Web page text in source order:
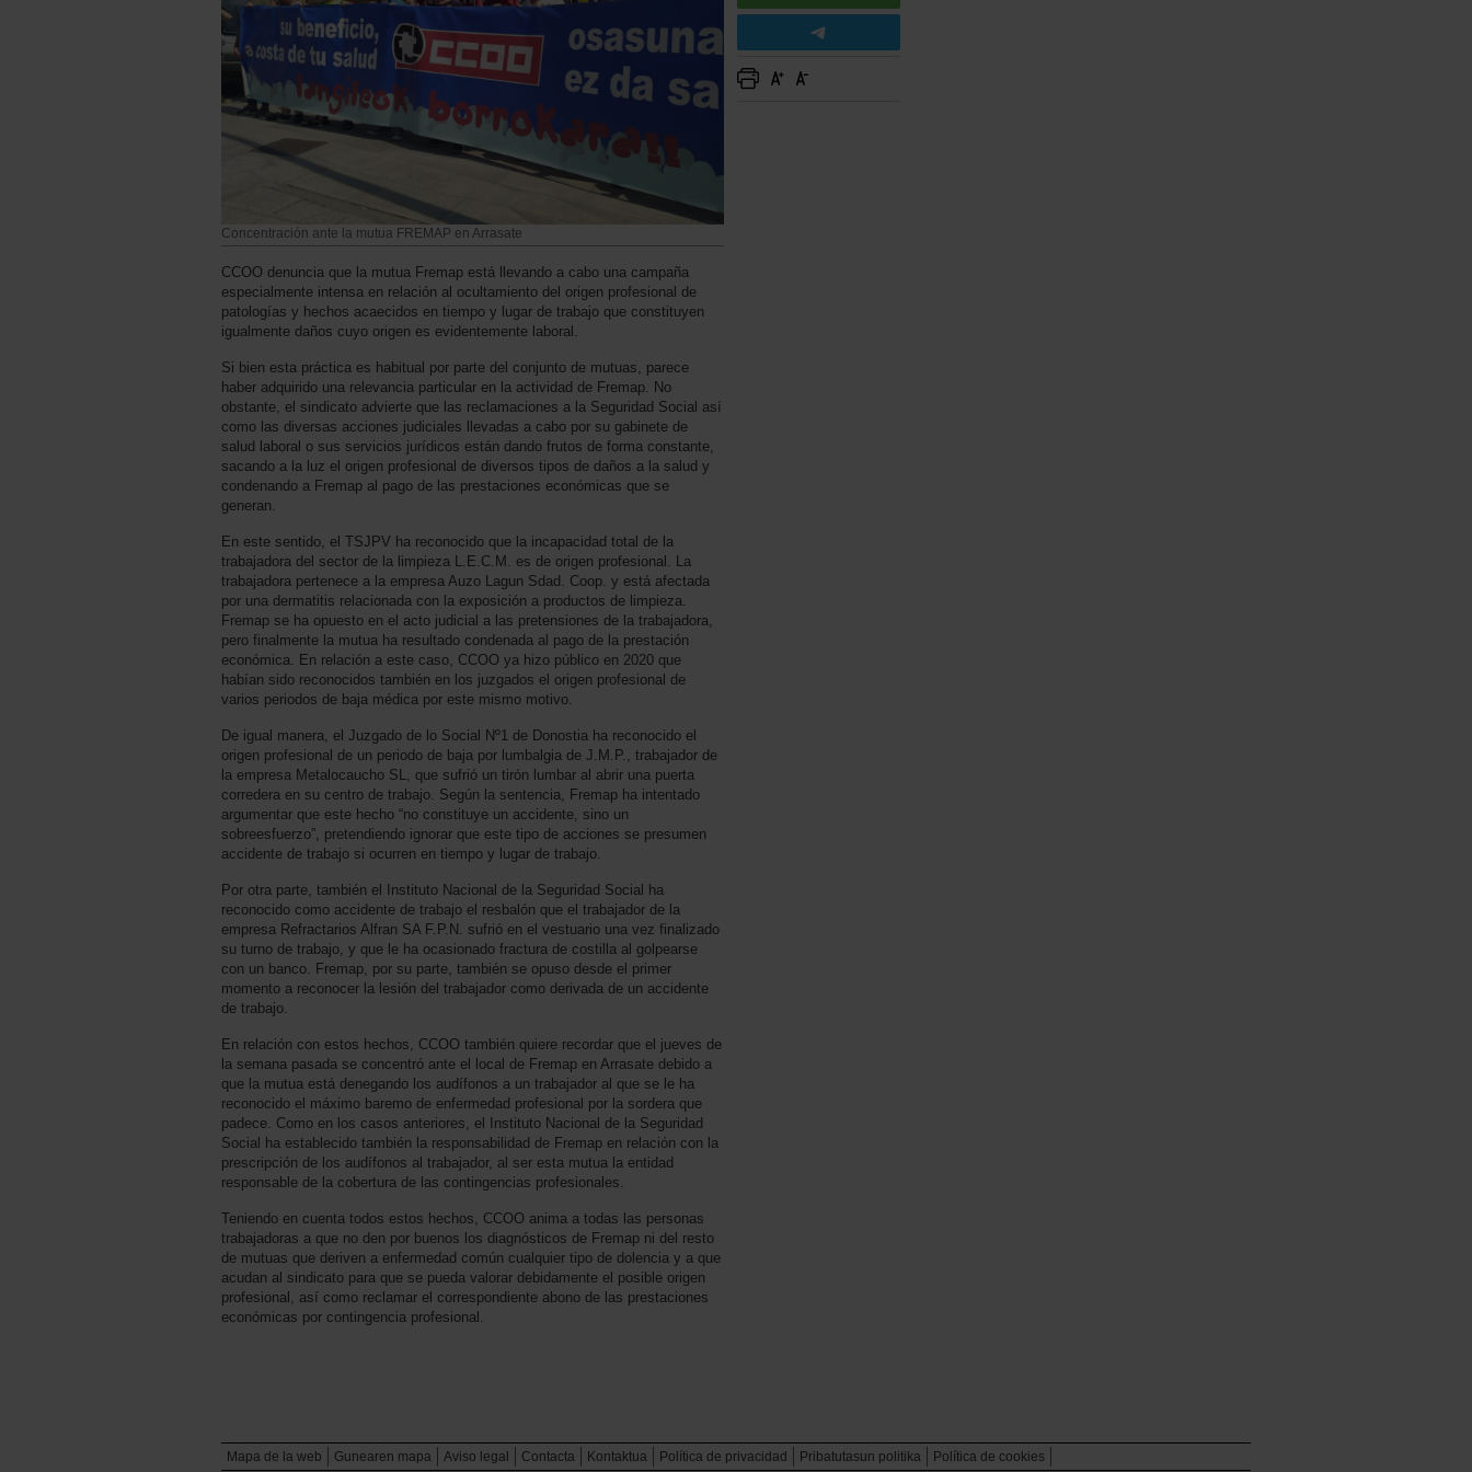
Concentración ante la mutua FREMAP en Arrasate
CCOO denuncia que la mutua Fremap está llevando a cabo una campaña
especialmente intensa en relación al ocultamiento del origen profesional de
patologías y hechos acaecidos en tiempo y lugar de trabajo que constituyen
igualmente daños cuyo origen es evidentemente laboral.
Si bien esta práctica es habitual por parte del conjunto de mutuas, parece
haber adquirido una relevancia particular en la actividad de Fremap. No
obstante, el sindicato advierte que las reclamaciones a la Seguridad Social así
como las diversas acciones judiciales llevadas a cabo por su gabinete de
salud laboral o sus servicios jurídicos están dando frutos de forma constante,
sacando a la luz el origen profesional de diversos tipos de daños a la salud y
condenando a Fremap al pago de las prestaciones económicas que se
generan.
En este sentido, el TSJPV ha reconocido que la incapacidad total de la
trabajadora del sector de la limpieza L.E.C.M. es de origen profesional. La
trabajadora pertenece a la empresa Auzo Lagun Sdad. Coop. y está afectada
por una dermatitis relacionada con la exposición a productos de limpieza.
Fremap se ha opuesto en el acto judicial a las pretensiones de la trabajadora,
pero finalmente la mutua ha resultado condenada al pago de la prestación
económica. En relación a este caso, CCOO ya hizo público en 2020 que
habían sido reconocidos también en los juzgados el origen profesional de
varios periodos de baja médica por este mismo motivo.
De igual manera, el Juzgado de lo Social Nº1 de Donostia ha reconocido el
origen profesional de un periodo de baja por lumbalgia de J.M.P., trabajador de
la empresa Metalocaucho SL, que sufrió un tirón lumbar al abrir una puerta
corredera en su centro de trabajo. Según la sentencia, Fremap ha intentado
argumentar que este hecho “no constituye un accidente, sino un
sobreesfuerzo”, pretendiendo ignorar que este tipo de acciones se presumen
accidente de trabajo si ocurren en tiempo y lugar de trabajo.
Por otra parte, también el Instituto Nacional de la Seguridad Social ha
reconocido como accidente de trabajo el resbalón que el trabajador de la
empresa Refractarios Alfran SA F.P.N. sufrió en el vestuario una vez finalizado
su turno de trabajo, y que le ha ocasionado fractura de costilla al golpearse
con un banco. Fremap, por su parte, también se opuso desde el primer
momento a reconocer la lesión del trabajador como derivada de un accidente
de trabajo.
En relación con estos hechos, CCOO también quiere recordar que el jueves de
la semana pasada se concentró ante el local de Fremap en Arrasate debido a
que la mutua está denegando los audífonos a un trabajador al que se le ha
reconocido el máximo baremo de enfermedad profesional por la sordera que
padece. Como en los casos anteriores, el Instituto Nacional de la Seguridad
Social ha establecido también la responsabilidad de Fremap en relación con la
prescripción de los audífonos al trabajador, al ser esta mutua la entidad
responsable de la cobertura de las contingencias profesionales.
Teniendo en cuenta todos estos hechos, CCOO anima a todas las personas
trabajadoras a que no den por buenos los diagnósticos de Fremap ni del resto
de mutuas que deriven a enfermedad común cualquier tipo de dolencia y a que
acudan al sindicato para que se pueda valorar debidamente el posible origen
profesional, así como reclamar el correspondiente abono de las prestaciones
económicas por contingencia profesional.
Mapa de la web Gunearen mapa Aviso legal Contacta Kontaktua Política de privacidad Pribatutasun politika Política de cookies